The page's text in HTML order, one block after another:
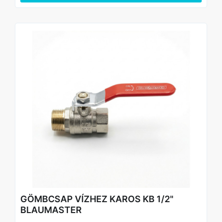
Alkalmazási területek:
• Kerti vízvételi pontok és öntözőrendszerek
GÖMBCSAP VÍZHEZ KAROS KB 1/2"
BLAUMASTER